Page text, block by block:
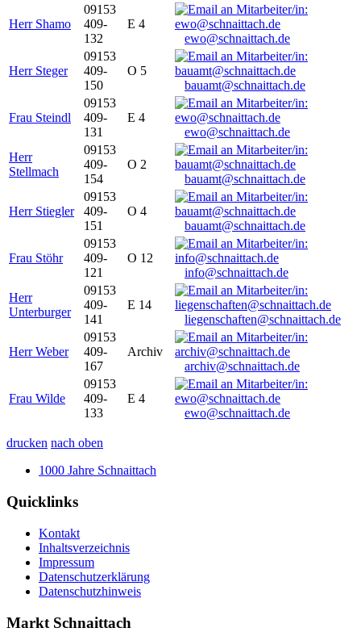
Herr Shamo
09153
409-
132
E 4
ewo@schnaittach.de
Herr Steger
09153
409-
150
O 5
bauamt@schnaittach.de
Frau Steindl
09153
409-
131
E 4
ewo@schnaittach.de
Herr
Stellmach
09153
409-
154
O 2
bauamt@schnaittach.de
Herr Stiegler
09153
409-
151
O 4
bauamt@schnaittach.de
Frau Stöhr
09153
409-
121
O 12
info@schnaittach.de
Herr
Unterburger
09153
409-
141
E 14
liegenschaften@schnaittach.de
Herr Weber
09153
409-
167
Archiv
archiv@schnaittach.de
Frau Wilde
09153
409-
133
E 4
ewo@schnaittach.de
drucken nach oben
1000 Jahre Schnaittach
Quicklinks
Kontakt
Inhaltsverzeichnis
Impressum
Datenschutzerklärung
Datenschutzhinweis
Markt Schnaittach